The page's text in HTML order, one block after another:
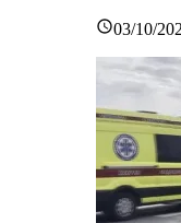
03/10/